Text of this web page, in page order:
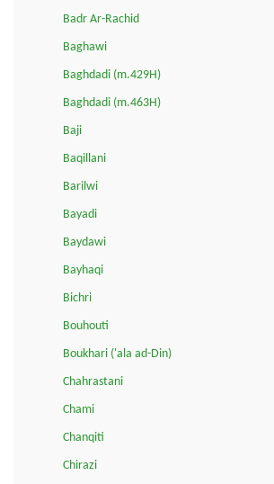
Badr Ar-Rachid
Baghawi
Baghdadi (m.429H)
Baghdadi (m.463H)
Baji
Baqillani
Barilwi
Bayadi
Baydawi
Bayhaqi
Bichri
Bouhouti
Boukhari ('ala ad-Din)
Chahrastani
Chami
Chanqiti
Chirazi